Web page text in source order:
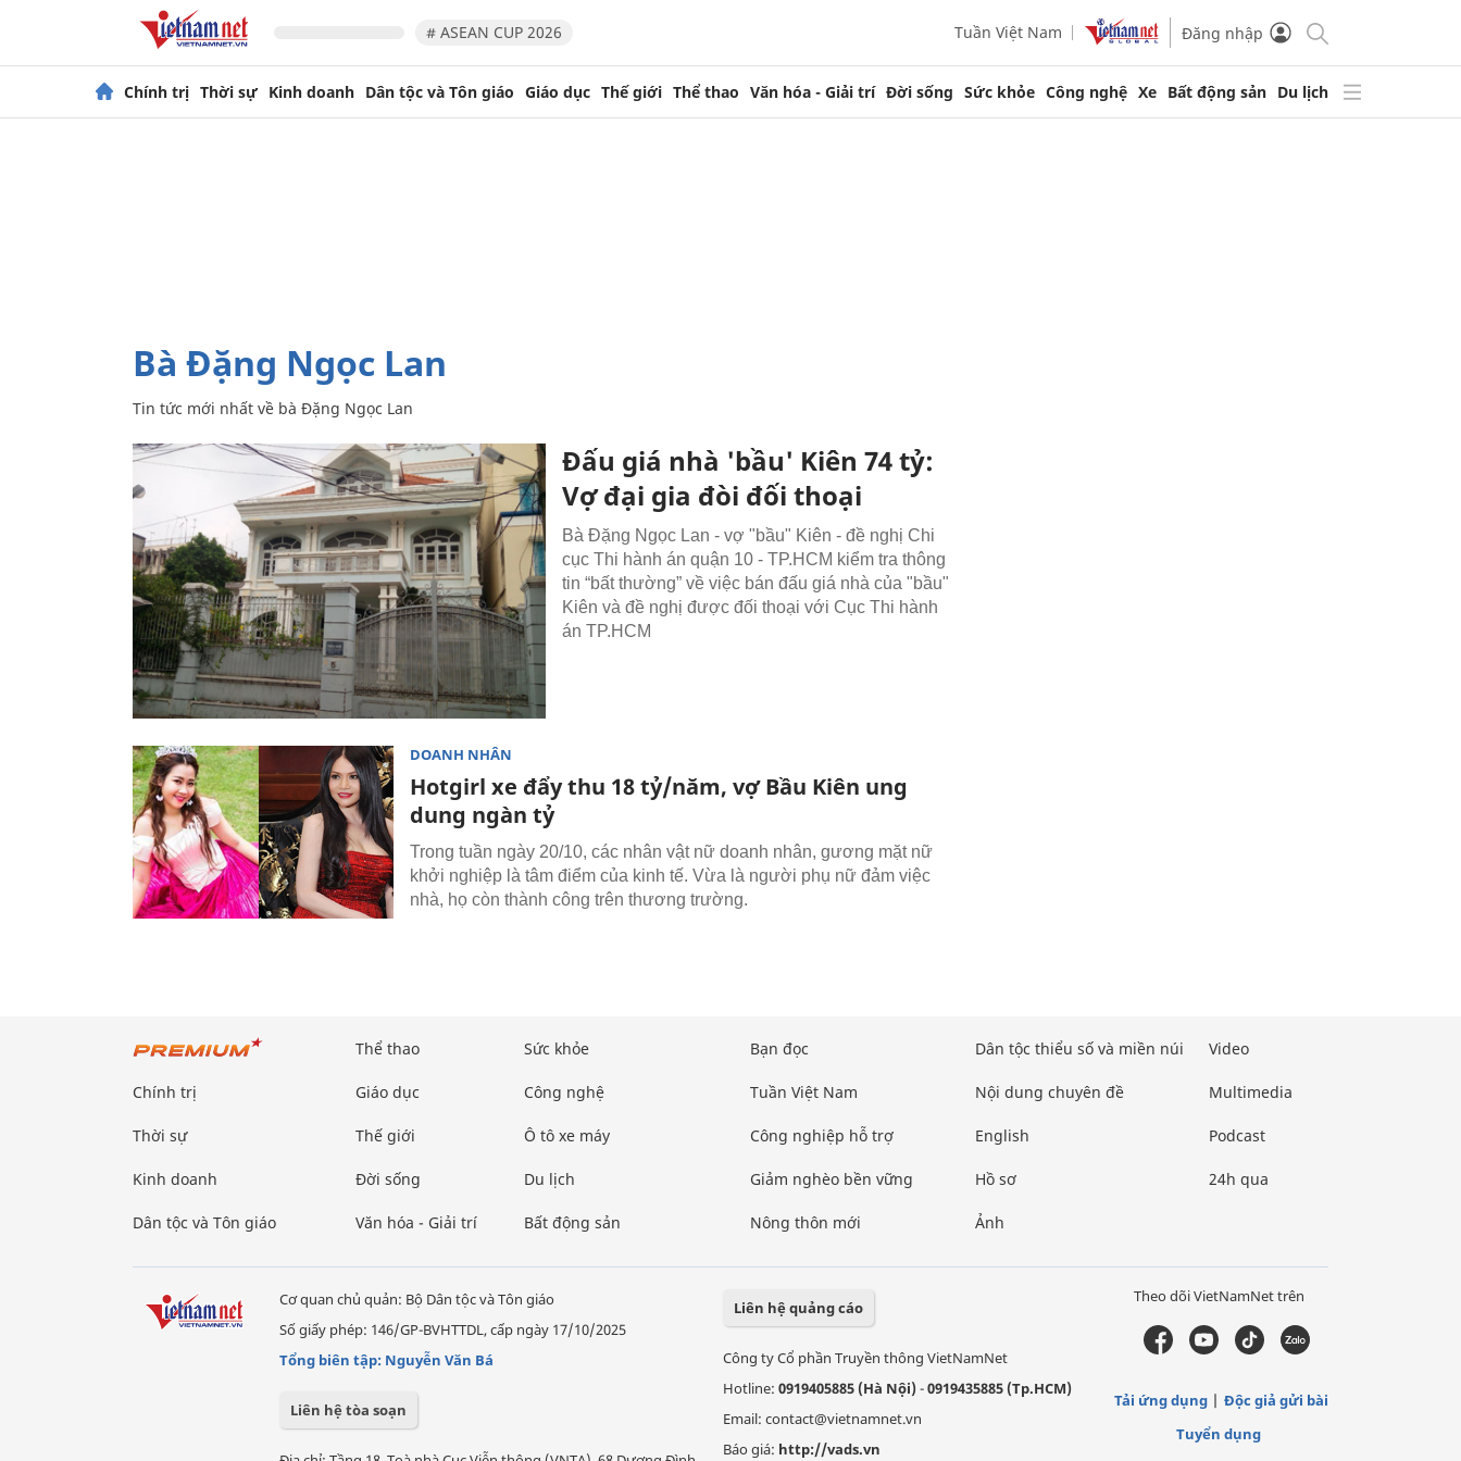
# ASEAN CUP 2026 Tuần Việt Nam Đăng nhập
Chính trị Thời sự Kinh doanh Dân tộc và Tôn giáo Giáo dục Thế giới Thể thao Văn hóa - Giải trí Đời sống Sức khỏe Công nghệ Xe Bất động sản Du lịch
bà Đặng Ngọc Lan
Tin tức mới nhất về bà Đặng Ngọc Lan
Đấu giá nhà 'bầu' Kiên 74 tỷ:
Vợ đại gia đòi đối thoại
Bà Đặng Ngọc Lan - vợ "bầu" Kiên - đề nghị Chi
cục Thi hành án quận 10 - TP.HCM kiểm tra thông
tin “bất thường” về việc bán đấu giá nhà của "bầu"
Kiên và đề nghị được đối thoại với Cục Thi hành
án TP.HCM
DOANH NHÂN
Hotgirl xe đẩy thu 18 tỷ/năm, vợ Bầu Kiên ung
dung ngàn tỷ
Trong tuần ngày 20/10, các nhân vật nữ doanh nhân, gương mặt nữ
khởi nghiệp là tâm điểm của kinh tế. Vừa là người phụ nữ đảm việc
nhà, họ còn thành công trên thương trường.
Chính trị
Thời sự
Kinh doanh
Dân tộc và Tôn giáo
Thể thao
Giáo dục
Thế giới
Đời sống
Văn hóa - Giải trí
Sức khỏe
Công nghệ
Ô tô xe máy
Du lịch
Bất động sản
Bạn đọc
Tuần Việt Nam
Công nghiệp hỗ trợ
Giảm nghèo bền vững
Nông thôn mới
Dân tộc thiểu số và miền núi
Nội dung chuyên đề
English
Hồ sơ
Ảnh
Video
Multimedia
Podcast
24h qua
Cơ quan chủ quản: Bộ Dân tộc và Tôn giáo
Số giấy phép: 146/GP-BVHTTDL, cấp ngày 17/10/2025
Tổng biên tập: Nguyễn Văn Bá
Liên hệ tòa soạn
Liên hệ quảng cáo
Công ty Cổ phần Truyền thông VietNamNet
Hotline: 0919405885 (Hà Nội)-0919435885 (Tp.HCM)
Email: contact@vietnamnet.vn
Báo giá: http://vads.vn
Theo dõi VietNamNet trên
Tải ứng dụng
Độc giả gửi bài
Tuyển dụng